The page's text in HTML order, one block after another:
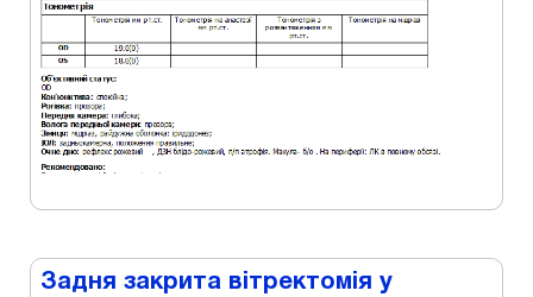
Задня закрита вітректомія у